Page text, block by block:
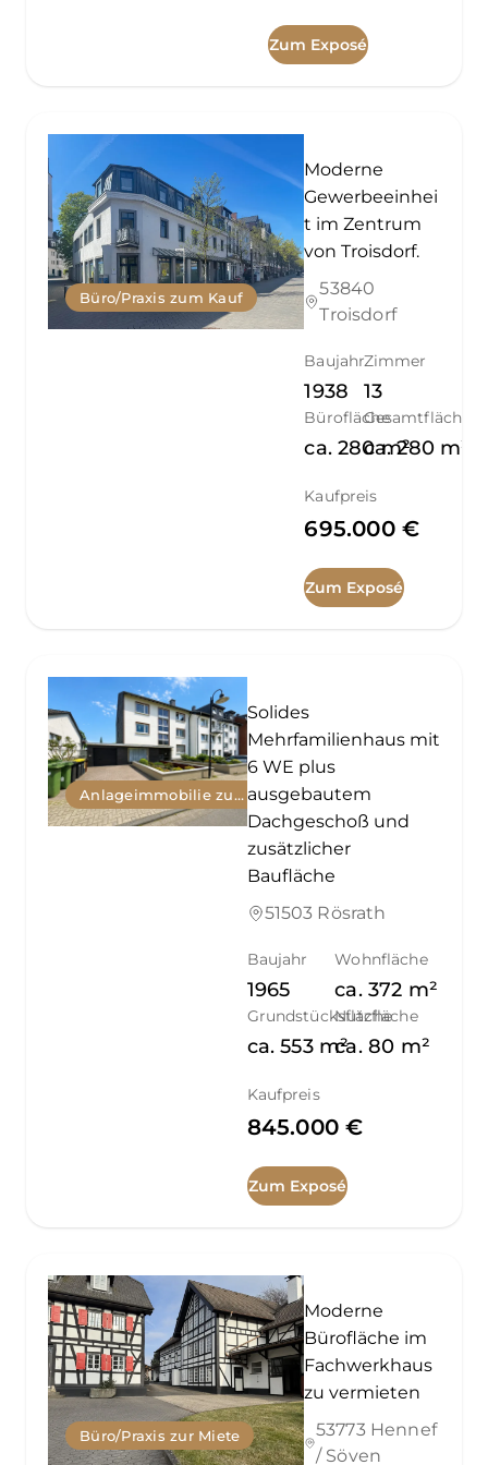
Zum Exposé
Büro/Praxis zum Kauf
Moderne
Gewerbeeinhei
t im Zentrum
von Troisdorf.
53840
Troisdorf
Baujahr
1938
Zimmer
13
Bürofläche
ca. 280 m²
Gesamtfläche
ca. 280 m²
Kaufpreis
695.000 €
Zum Exposé
Anlageimmobilie zum Kauf
Solides
Mehrfamilienhaus mit
6 WE plus
ausgebautem
Dachgeschoß und
zusätzlicher
Baufläche
51503 Rösrath
Baujahr
1965
Wohnfläche
ca. 372 m²
Grundstücksfläche
ca. 553 m²
Nutzfläche
ca. 80 m²
Kaufpreis
845.000 €
Zum Exposé
Büro/Praxis zur Miete
Moderne
Bürofläche im
Fachwerkhaus
zu vermieten
53773 Hennef
/ Söven